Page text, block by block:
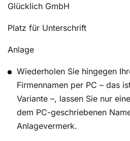
Glücklich GmbH
Platz für Unterschrift
Anlage
Wiederholen Sie hingegen
Firmennamen per PC – das
Variante –, lassen Sie nur
dem PC-geschriebenen
Anlagevermerk.